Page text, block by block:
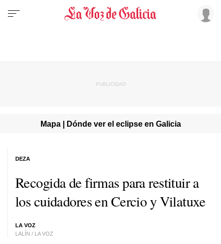
Mapa | Dónde ver el eclipse en Galicia
Recogida de firmas para restituir a
los cuidadores en Cercio y Vilatuxe
LA VOZ
LALÍN / LA VOZ
DEZA